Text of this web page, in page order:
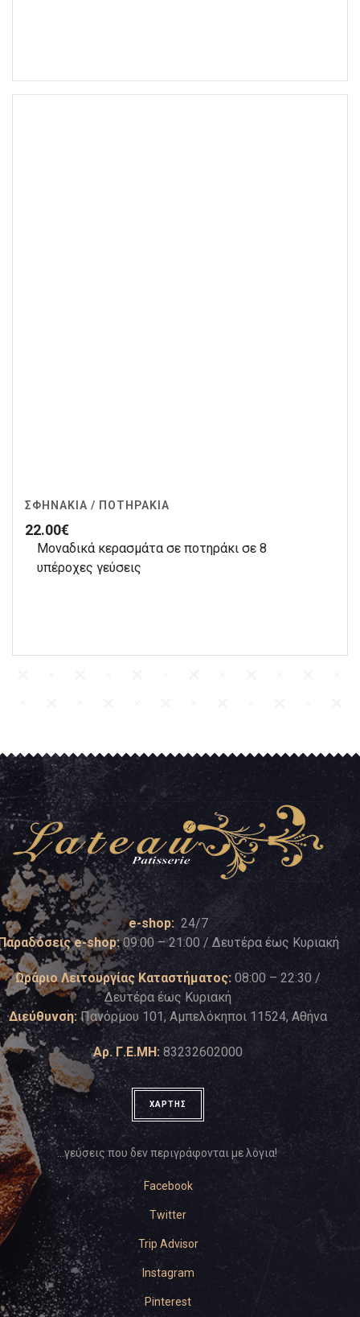
ΣΦΗΝΆΚΙΑ / ΠΟΤΗΡΆΚΙΑ
22.00€
Μοναδικά κερασμάτα σε ποτηράκι σε 8
υπέροχες γεύσεις
e-shop: 24/7
e-shop:09:00 – 21:00 / Δευτέρα έως Κυριακή
Ωράριο Λειτουργίας Καταστήματος: 08:00 – 22:30 /
Δευτέρα έως Κυριακή
Διεύθυνση: Πανόρμου 101, Αμπελόκηποι 11524, Αθήνα
Αρ. Γ.Ε.ΜΗ: 83232602000
ΧΑΡΤΗΣ
…γεύσεις που δεν περιγράφονται με λόγια!
Facebook
Twitter
Trip Advisor
Instagram
Pinterest